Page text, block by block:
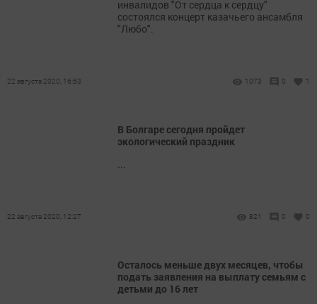
инвалидов "От сердца к сердцу"
состоялся концерт казачьего ансамбля
"Любо".
22 августа 2020, 16:53 1073 0 1
В Болгаре сегодня пройдет
экологический праздник
...
22 августа 2020, 12:27 821 0 0
Осталось меньше двух месяцев, чтобы
подать заявления на выплату семьям с
детьми до 16 лет